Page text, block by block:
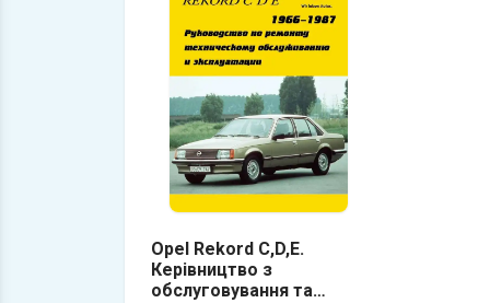
Opel Rekord C,D,E.
Керівництво з
обслуговування та